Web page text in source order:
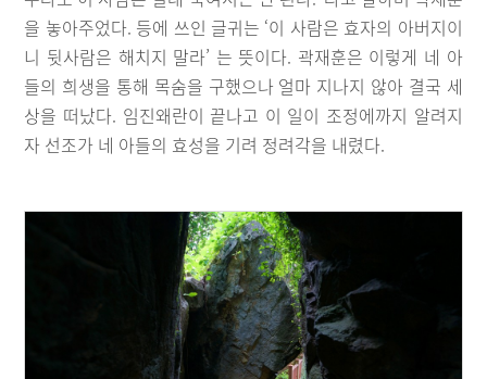
을 놓아주었다. 등에 쓰인 글귀는 ‘이 사람은 효자의 아버지이
니 뒷사람은 해치지 말라’ 는 뜻이다. 곽재훈은 이렇게 네 아
들의 희생을 통해 목숨을 구했으나 얼마 지나지 않아 결국 세
상을 떠났다. 임진왜란이 끝나고 이 일이 조정에까지 알려지
자 선조가 네 아들의 효성을 기려 정려각을 내렸다.